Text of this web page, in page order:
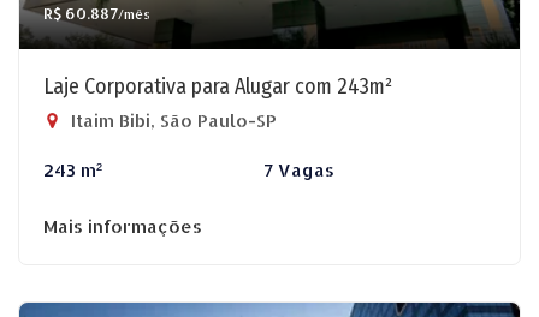
R$ 60.887/mês
Laje Corporativa para Alugar com 243m²
Itaim Bibi, São Paulo-SP
243 m² 7 Vagas
Mais informações